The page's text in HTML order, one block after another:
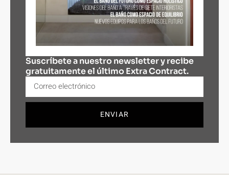
Suscríbete a nuestro newsletter y recibe
gratuitamente el último Extra Contract.
ENVIAR